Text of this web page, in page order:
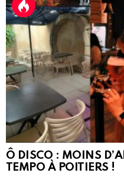
Ô DISCO : MOINS
TEMPO À POITIERS !